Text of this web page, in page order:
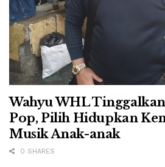
Wahyu WHL
Pop, Pilih Hidupkan
Musik Anak-anak
0 SHARES